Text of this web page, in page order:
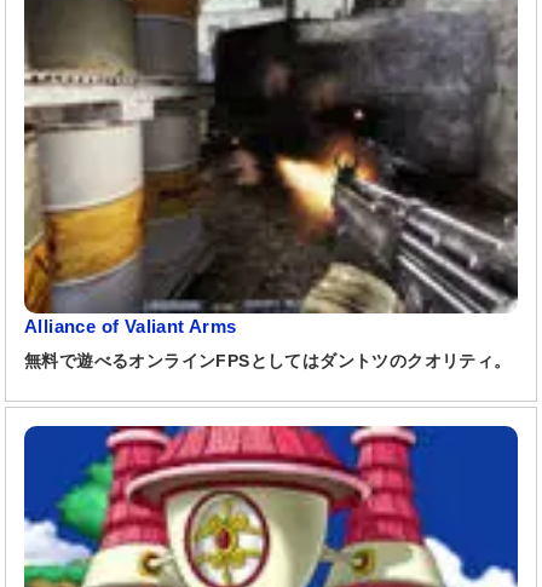
Alliance of Valiant Arms
無料で遊べるオンラインFPSとしてはダントツのクオリティ。